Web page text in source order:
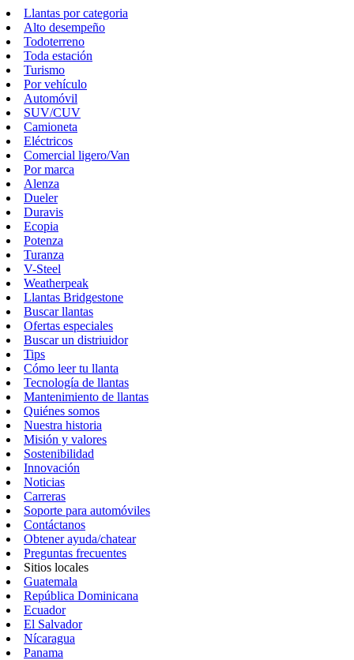
Llantas por categoria
Alto desempeño
Todoterreno
Toda estación
Turismo
Por vehículo
Automóvil
SUV/CUV
Camioneta
Eléctricos
Comercial ligero/Van
Por marca
Alenza
Dueler
Duravis
Ecopia
Potenza
Turanza
V-Steel
Weatherpeak
Llantas Bridgestone
Buscar llantas
Ofertas especiales
Buscar un distriuidor
Tips
Cómo leer tu llanta
Tecnología de llantas
Mantenimiento de llantas
Quiénes somos
Nuestra historia
Misión y valores
Sostenibilidad
Innovación
Noticias
Carreras
Soporte para automóviles
Contáctanos
Obtener ayuda/chatear
Preguntas frecuentes
Sitios locales
Guatemala
República Dominicana
Ecuador
El Salvador
Nícaragua
Panama